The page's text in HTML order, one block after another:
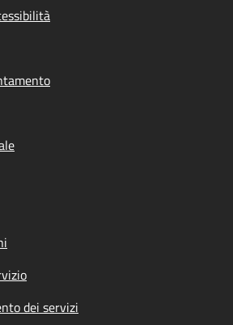
dei servizi